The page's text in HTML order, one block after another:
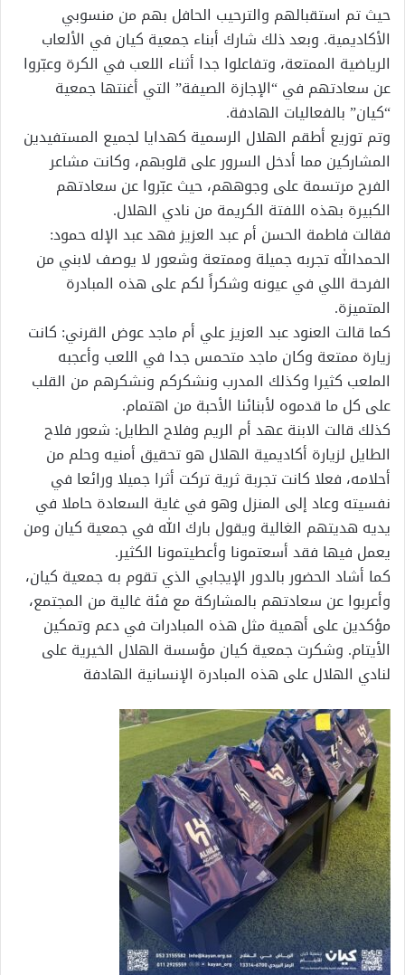
حيث تم استقبالهم والترحيب الحافل بهم من منسوبي
الأكاديمية. وبعد ذلك شارك أبناء جمعية كيان في الألعاب
الرياضية الممتعة، وتفاعلوا جدا أثناء اللعب في الكرة وعبّروا
عن سعادتهم في “الإجازة الصيفة” التي أغنتها جمعية
“كيان” بالفعاليات الهادفة.
وتم توزيع أطقم الهلال الرسمية كهدايا لجميع المستفيدين
المشاركين مما أدخل السرور على قلوبهم، وكانت مشاعر
الفرح مرتسمة على وجوههم، حيث عبّروا عن سعادتهم
الكبيرة بهذه اللفتة الكريمة من نادي الهلال.
فقالت فاطمة الحسن أم عبد العزيز فهد عبد الإله حمود:
الحمدالله تجربه جميلة وممتعة وشعور لا يوصف لابني من
الفرحة اللي في عيونه وشكراً لكم على هذه المبادرة
المتميزة.
كما قالت العنود عبد العزيز علي أم ماجد عوض القرني: كانت
زيارة ممتعة وكان ماجد متحمس جدا في اللعب وأعجبه
الملعب كثيرا وكذلك المدرب ونشكركم ونشكرهم من القلب
على كل ما قدموه لأبنائنا الأحبة من اهتمام.
كذلك قالت الابنة عهد أم الريم وفلاح الطايل: شعور فلاح
الطايل لزيارة أكاديمية الهلال هو تحقيق أمنيه وحلم من
أحلامه، فعلا كانت تجربة ثرية تركت أثرا جميلا ورائعا في
نفسيته وعاد إلى المنزل وهو في غاية السعادة حاملا في
يديه هديتهم الغالية ويقول بارك الله في جمعية كيان ومن
يعمل فيها فقد أسعتمونا وأعطيتمونا الكثير.
كما أشاد الحضور بالدور الإيجابي الذي تقوم به جمعية كيان،
وأعربوا عن سعادتهم بالمشاركة مع فئة غالية من المجتمع،
مؤكدين على أهمية مثل هذه المبادرات في دعم وتمكين
الأيتام. وشكرت جمعية كيان مؤسسة الهلال الخيرية على
لنادي الهلال على هذه المبادرة الإنسانية الهادفة